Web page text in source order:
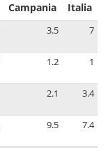
Campania Italia
3.5 7
1.2 1
2.1 3.4
9.5 7.4